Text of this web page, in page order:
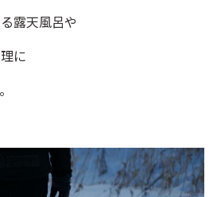
露天風呂や
に